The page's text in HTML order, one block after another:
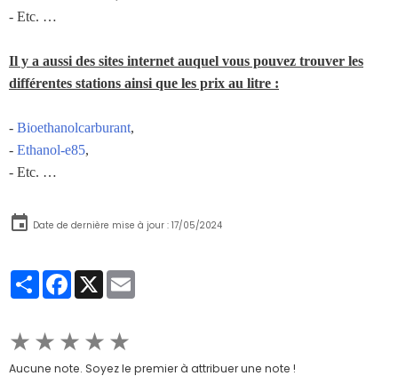
- Etc. …
Il y a aussi des sites internet auquel vous pouvez trouver les
différentes stations ainsi que les prix au litre :
- Bioethanolcarburant,
- Ethanol-e85,
- Etc. …
Date de dernière mise à jour : 17/05/2024
PartagerFacebook
X
★★★★★
Aucune note. Soyez le premier à attribuer une note !